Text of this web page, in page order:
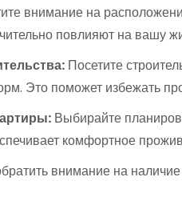
внимание на
повлияют на вашу
Посетите
Это поможет избежать
Выбирайте
комфортное
внимание на